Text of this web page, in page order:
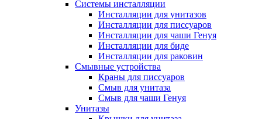
Системы инсталляции
Инсталляции для унитазов
Инсталляции для писсуаров
Инсталляции для чаши Генуя
Инсталляции для биде
Инсталляции для раковин
Смывные устройства
Краны для писсуаров
Смыв для унитаза
Смыв для чаши Генуя
Унитазы